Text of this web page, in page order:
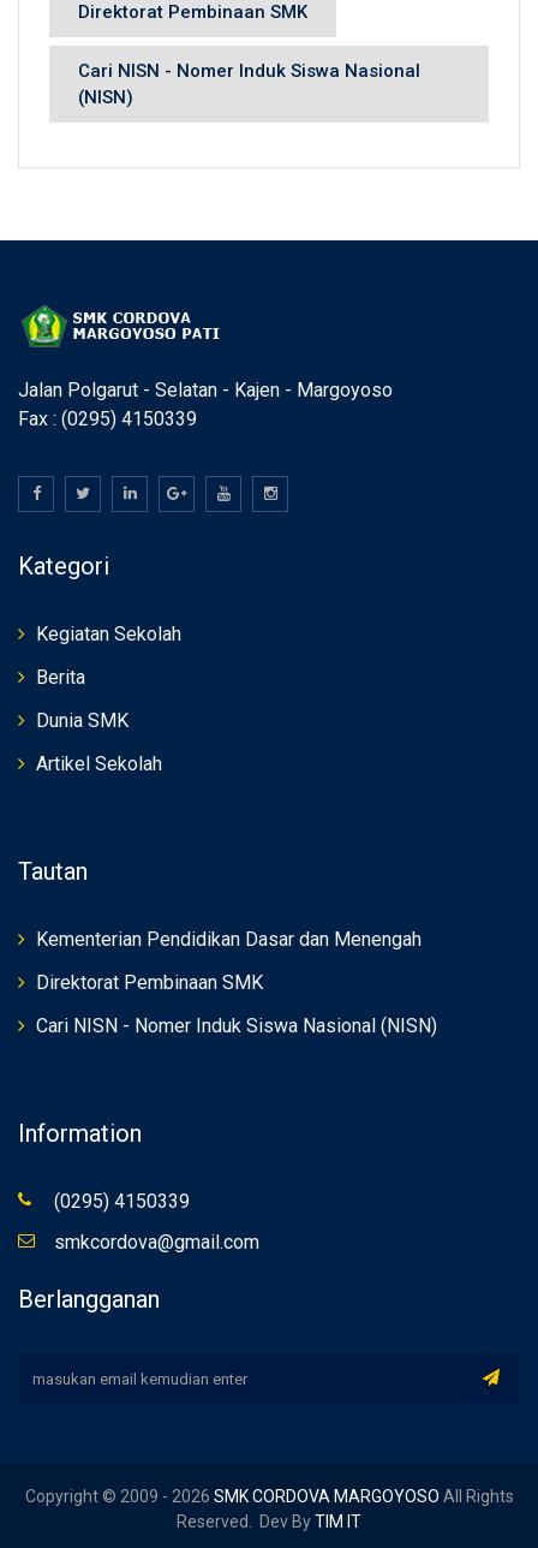
Direktorat Pembinaan SMK
Cari NISN - Nomer Induk Siswa Nasional
(NISN)
Jalan Polgarut - Selatan - Kajen - Margoyoso
Fax : (0295) 4150339
Kategori
Kegiatan Sekolah
Berita
Dunia SMK
Artikel Sekolah
Tautan
Kementerian Pendidikan Dasar dan Menengah
Direktorat Pembinaan SMK
Cari NISN - Nomer Induk Siswa Nasional (NISN)
Information
(0295) 4150339
smkcordova@gmail.com
Berlangganan
Copyright © 2009 - 2026 SMK CORDOVA MARGOYOSO All Rights
Reserved. Dev ByTIM IT